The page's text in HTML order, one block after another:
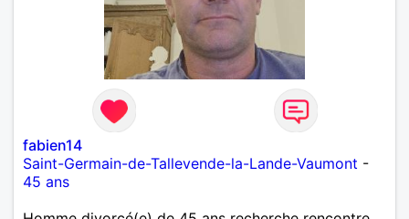
fabien14
Saint-Germain-de-Tallevende-la-Lande-Vaumont -
45 ans